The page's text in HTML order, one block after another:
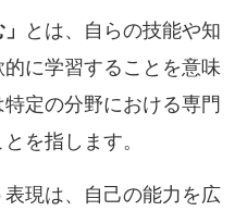
とは、自らの技能や知
に学習することを意味
特定の分野における専門
を指します。
表現は、自己の能力を広